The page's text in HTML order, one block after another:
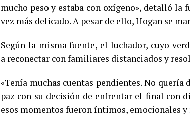
mucho peso y estaba con oxígeno», detalló
vez más delicado. A pesar de ello, Hogan se
Según la misma fuente, el luchador, cuyo
a reconectar con familiares distanciados y
«Tenía muchas cuentas pendientes. No
paz con su decisión de enfrentar el final con
esos momentos fueron íntimos, emocionales